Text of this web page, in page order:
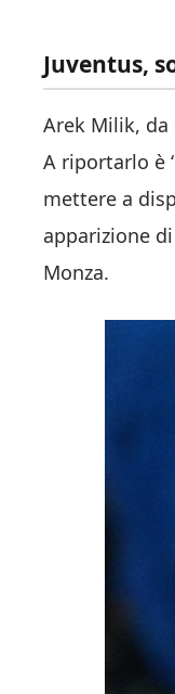
Juventus,
Arek Milik,
A riportarlo è
mettere a
apparizione
Monza.